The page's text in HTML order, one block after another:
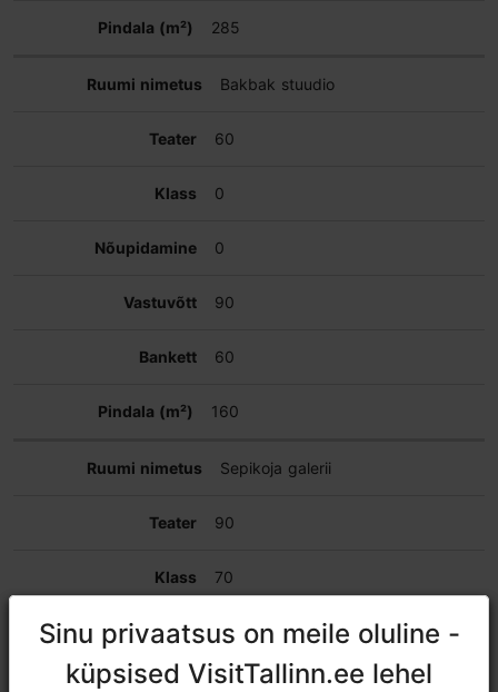
285
Bakbak stuudio
60
0
0
90
60
160
Sepikoja galerii
90
70
0
150
Sinu privaatsus on meile oluline -
küpsised VisitTallinn.ee lehel
Sinu privaatsus on meile oluline -
küpsised VisitTallinn.ee lehel